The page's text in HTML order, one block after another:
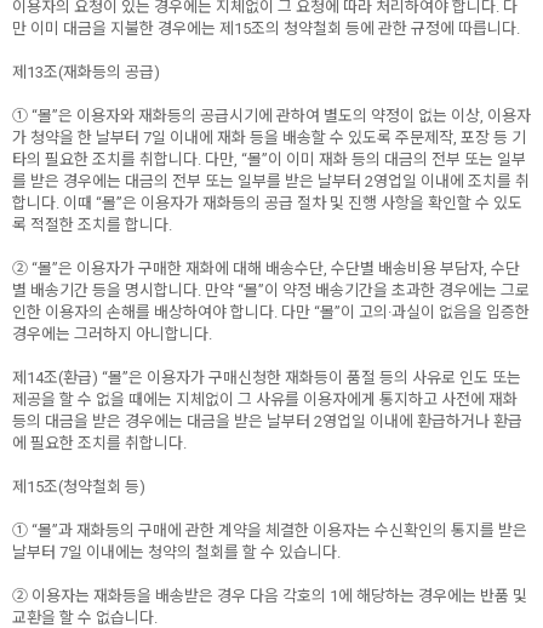
이용자의 요청이 있는 경우에는 지체없이 그 요청에 따라 처리하여야 합니다. 다
만 이미 대금을 지불한 경우에는 제15조의 청약철회 등에 관한 규정에 따릅니다.
제13조(재화등의 공급)
① “몰”은 이용자와 재화등의 공급시기에 관하여 별도의 약정이 없는 이상, 이용자
가 청약을 한 날부터 7일 이내에 재화 등을 배송할 수 있도록 주문제작, 포장 등 기
타의 필요한 조치를 취합니다. 다만, “몰”이 이미 재화 등의 대금의 전부 또는 일부
를 받은 경우에는 대금의 전부 또는 일부를 받은 날부터 2영업일 이내에 조치를 취
합니다. 이때 “몰”은 이용자가 재화등의 공급 절차 및 진행 사항을 확인할 수 있도
록 적절한 조치를 합니다.
② “몰”은 이용자가 구매한 재화에 대해 배송수단, 수단별 배송비용 부담자, 수단
별 배송기간 등을 명시합니다. 만약 “몰”이 약정 배송기간을 초과한 경우에는 그로
인한 이용자의 손해를 배상하여야 합니다. 다만 “몰”이 고의·과실이 없음을 입증한
경우에는 그러하지 아니합니다.
제14조(환급) “몰”은 이용자가 구매신청한 재화등이 품절 등의 사유로 인도 또는
제공을 할 수 없을 때에는 지체없이 그 사유를 이용자에게 통지하고 사전에 재화
등의 대금을 받은 경우에는 대금을 받은 날부터 2영업일 이내에 환급하거나 환급
에 필요한 조치를 취합니다.
제15조(청약철회 등)
① “몰”과 재화등의 구매에 관한 계약을 체결한 이용자는 수신확인의 통지를 받은
날부터 7일 이내에는 청약의 철회를 할 수 있습니다.
② 이용자는 재화등을 배송받은 경우 다음 각호의 1에 해당하는 경우에는 반품 및
교환을 할 수 없습니다.